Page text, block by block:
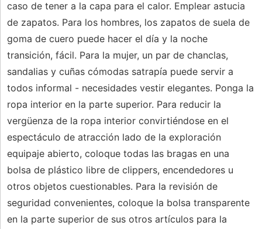
caso de tener a la capa para el calor. Emplear astucia
de zapatos. Para los hombres, los zapatos de suela de
goma de cuero puede hacer el día y la noche
transición, fácil. Para la mujer, un par de chanclas,
sandalias y cuñas cómodas satrapía puede servir a
todos informal - necesidades vestir elegantes. Ponga la
ropa interior en la parte superior. Para reducir la
vergüenza de la ropa interior convirtiéndose en el
espectáculo de atracción lado de la exploración
equipaje abierto, coloque todas las bragas en una
bolsa de plástico libre de clippers, encendedores u
otros objetos cuestionables. Para la revisión de
seguridad convenientes, coloque la bolsa transparente
en la parte superior de sus otros artículos para la